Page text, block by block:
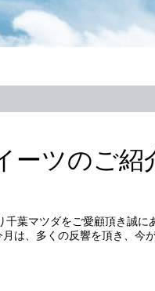
ーツのご紹
葉マツダをご愛顧頂き誠に
は、多くの反響を頂き、今